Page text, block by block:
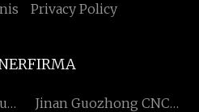
Privacy Policy
Jinan Guozhong CNC